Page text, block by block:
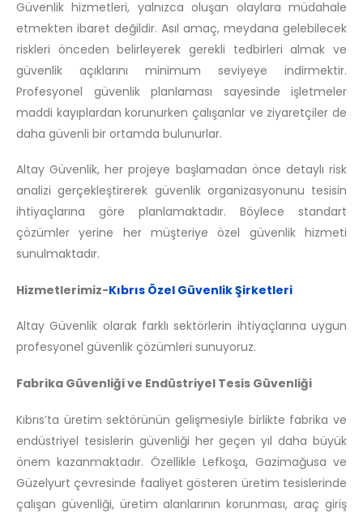
Güvenlik hizmetleri, yalnızca oluşan olaylara müdahale
etmekten ibaret değildir. Asıl amaç, meydana gelebilecek
riskleri önceden belirleyerek gerekli tedbirleri almak ve
güvenlik açıklarını minimum seviyeye indirmektir.
Profesyonel güvenlik planlaması sayesinde işletmeler
maddi kayıplardan korunurken çalışanlar ve ziyaretçiler de
daha güvenli bir ortamda bulunurlar.
Altay Güvenlik, her projeye başlamadan önce detaylı risk
analizi gerçekleştirerek güvenlik organizasyonunu tesisin
ihtiyaçlarına göre planlamaktadır. Böylece standart
çözümler yerine her müşteriye özel güvenlik hizmeti
sunulmaktadır.
Hizmetlerimiz-Kıbrıs Özel Güvenlik Şirketleri
Altay Güvenlik olarak farklı sektörlerin ihtiyaçlarına uygun
profesyonel güvenlik çözümleri sunuyoruz.
Fabrika Güvenliği ve Endüstriyel Tesis Güvenliği
Kıbrıs’ta üretim sektörünün gelişmesiyle birlikte fabrika ve
endüstriyel tesislerin güvenliği her geçen yıl daha büyük
önem kazanmaktadır. Özellikle Lefkoşa, Gazimağusa ve
Güzelyurt çevresinde faaliyet gösteren üretim tesislerinde
çalışan güvenliği, üretim alanlarının korunması, araç giriş